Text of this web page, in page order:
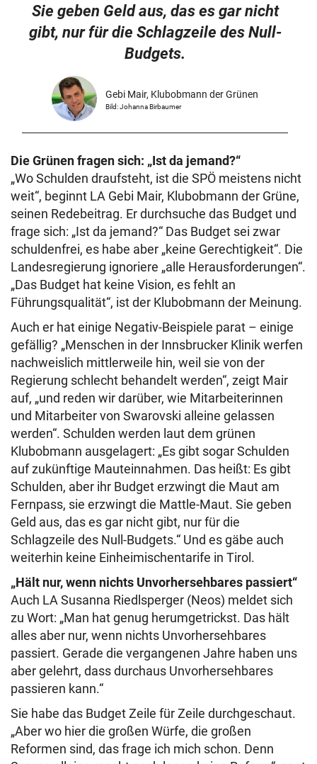
Sie geben Geld aus, das es gar nicht
gibt, nur für die Schlagzeile des Null-
Budgets.
Gebi Mair, Klubobmann der Grünen
Bild: Johanna Birbaumer
Die Grünen fragen sich: „Ist da jemand?“
„Wo Schulden draufsteht, ist die SPÖ meistens nicht
weit“, beginnt LA Gebi Mair, Klubobmann der Grüne,
seinen Redebeitrag. Er durchsuche das Budget und
frage sich: „Ist da jemand?“ Das Budget sei zwar
schuldenfrei, es habe aber „keine Gerechtigkeit“. Die
Landesregierung ignoriere „alle Herausforderungen“.
„Das Budget hat keine Vision, es fehlt an
Führungsqualität“, ist der Klubobmann der Meinung.
Auch er hat einige Negativ-Beispiele parat – einige
gefällig? „Menschen in der Innsbrucker Klinik werfen
nachweislich mittlerweile hin, weil sie von der
Regierung schlecht behandelt werden“, zeigt Mair
auf, „und reden wir darüber, wie Mitarbeiterinnen
und Mitarbeiter von Swarovski alleine gelassen
werden“. Schulden werden laut dem grünen
Klubobmann ausgelagert: „Es gibt sogar Schulden
auf zukünftige Mauteinnahmen. Das heißt: Es gibt
Schulden, aber ihr Budget erzwingt die Maut am
Fernpass, sie erzwingt die Mattle-Maut. Sie geben
Geld aus, das es gar nicht gibt, nur für die
Schlagzeile des Null-Budgets.“ Und es gäbe auch
weiterhin keine Einheimischentarife in Tirol.
„Hält nur, wenn nichts Unvorhersehbares passiert“
Auch LA Susanna Riedlsperger (Neos) meldet sich
zu Wort: „Man hat genug herumgetrickst. Das hält
alles aber nur, wenn nichts Unvorhersehbares
passiert. Gerade die vergangenen Jahre haben uns
aber gelehrt, dass durchaus Unvorhersehbares
passieren kann.“
Sie habe das Budget Zeile für Zeile durchgeschaut.
„Aber wo hier die großen Würfe, die großen
Reformen sind, das frage ich mich schon. Denn